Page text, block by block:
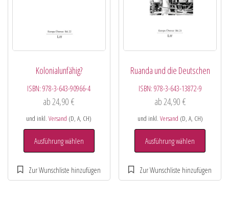
Kolonialunfähig?
ISBN:978-3-643-90966-4
ab 24,90€
und inkl.Versand (D, A, CH)
Ausführung wählen
Ruanda und die Deutschen
ISBN: 978-3-643-13872-9
ab 24,90 €
und inkl. Versand (D, A, CH)
Ausführung wählen